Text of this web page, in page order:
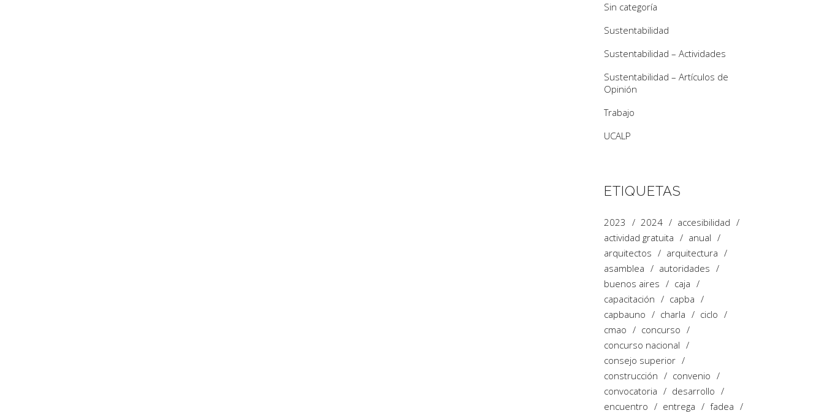
Sin categoría
Sustentabilidad
Sustentabilidad – Actividades
Sustentabilidad – Artículos de
Opinión
Trabajo
UCALP
ETIQUETAS
2023 2024
accesibilidad
actividad gratuita
anual
arquitectos
arquitectura
asamblea
autoridades
buenos aires
caja
capacitación
capba
capbauno
charla
ciclo
cmao
concurso
concurso nacional
consejo superior
construcción
convenio
convocatoria
desarrollo
encuentro
entrega
fadea